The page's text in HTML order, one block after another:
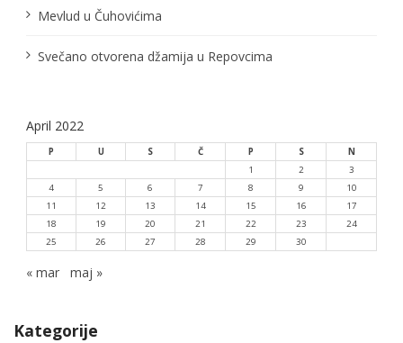
Mevlud u Čuhovićima
Svečano otvorena džamija u Repovcima
April 2022
P U S Č P S
N
1
2
3
4
5 6 7 8 9
10
11
12 13 14 15 16
17
18
19 20 21 22 23
24
25
26 27 28 29 30
« mar maj »
Kategorije